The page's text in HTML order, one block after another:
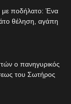
με ποδήλατο: Ένα
θέληση, αγάπη
ο πανηγυρικός
του Σωτήρος